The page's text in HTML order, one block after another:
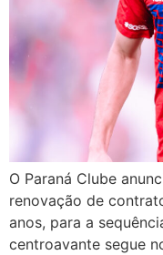
O Paraná Clube
renovação de
anos, para a
centroavante segue